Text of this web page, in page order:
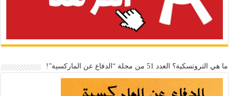
ما هي التروتسكية؟ العدد 51 من مجلة “الدفاع عن الماركسية”!